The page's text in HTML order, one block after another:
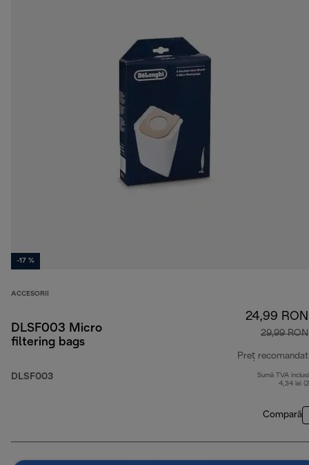
-17 %
ACCESORII
DLSF003 Micro
filtering bags
DLSF003
24,99 RON
29,99 RON
Preț recomandat
Sumă TVA
4,34 lei
Compară